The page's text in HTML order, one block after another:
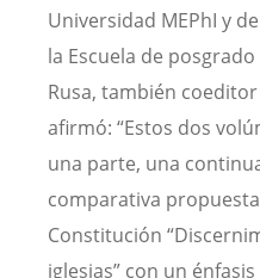
Universidad MEPhI y
la Escuela de
Rusa, también
afirmó: “Estos dos
una parte, una
comparativa
Constitución
iglesias” con un